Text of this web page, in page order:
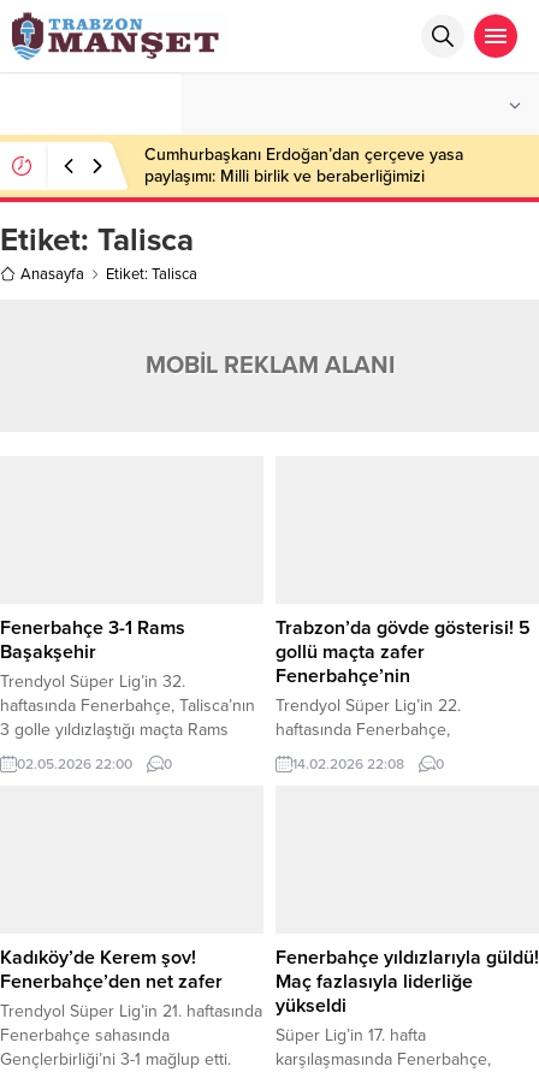
Cumhurbaşkanı Erdoğan’dan çerçeve yasa
paylaşımı: Milli birlik ve beraberliğimizi
perçinleyecek
Etiket: Talisca
Anasayfa Etiket: Talisca
MOBİL REKLAM ALANI
Fenerbahçe 3-1 Rams
Başakşehir
Trendyol Süper Lig’in 32.
haftasında Fenerbahçe, Talisca’nın
3 golle yıldızlaştığı maçta Rams
Başakşehir’i 3-1 mağlup etti.
Fenerbahçe’ye galibiyeti getiren
Başakşehir 51 puanda kaldı....
02.05.2026 22:00 0
Trabzon’da gövde gösterisi! 5
gollü maçta zafer
Fenerbahçe’nin
Trendyol Süper Lig’in 22.
haftasında Fenerbahçe,
deplasmanda Trabzonspor’u 3-2
mağlup etti. rendyol Süper Lig’in
geçti. Fenerbahçe 15’te Talisca ve
34’te Kerem Aktürkoğlu’nun attığı
gollerle skoru 2-1 yaptı. İlk...
14.02.2026 22:08 0
Kadıköy’de Kerem şov!
Fenerbahçe’den net zafer
Trendyol Süper Lig’in 21. haftasında
Fenerbahçe sahasında
Gençlerbirliği’ni 3-1 mağlup etti.
Fenerbahçe yıldızlarıyla güldü!
Maç fazlasıyla liderliğe
yükseldi
Süper Lig’in 17. hafta
karşılaşmasında Fenerbahçe,